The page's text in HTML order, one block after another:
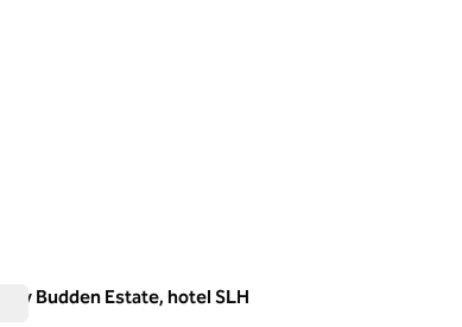
Mary Budden Estate, hotel SLH